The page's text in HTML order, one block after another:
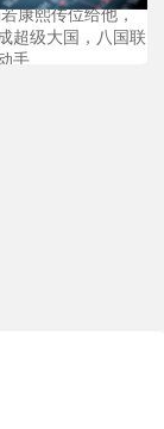
康熙传位给他，
超级大国，八国联
手